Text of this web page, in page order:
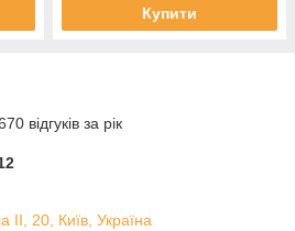
Купити
відгуків за рік
ІІ, 20, Київ, Україна